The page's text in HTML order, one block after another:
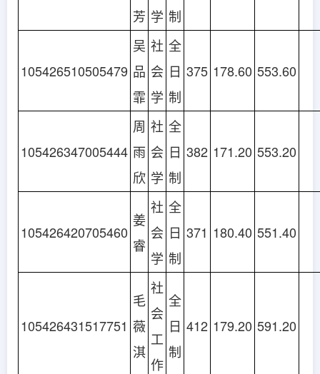
芳 学 制
105426510505479
吴
品
霏
社
会
学
全
日
制
375 178.60 553.60
105426347005444
周
雨
欣
社
会
学
全
日
制
382 171.20 553.20
105426420705460
姜
睿
社
会
学
全
日
制
371 180.40 551.40
105426431517751
毛
薇
淇
社
会
工
作
全
日
制
412 179.20 591.20